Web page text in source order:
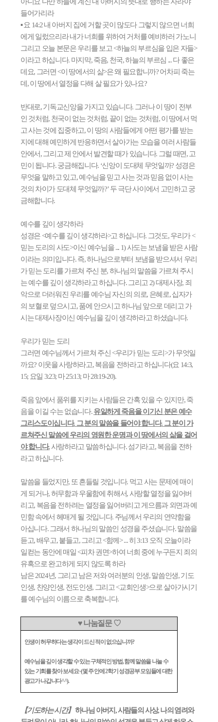
들어가리라
▪요 14:2내 아버지 집에 거할 곳이 많도다 그렇지 않으면 너희
에게 일렀으리라 내가 너희를 위하여 거처를 예비하러 가노니
그리고 오늘 본문은 우리를 보고 <하늘의 부르심을 입은 자들>
이라고 하십니다. 마지막,죽음, 천국,하늘의 부르심 ...다 좋은
데요, 그러면 <이 땅에서의 삶>은 왜 필요합니까?어차피 죽는
데 ,이 땅에서 열정을 다해 살 필요가 있나요?
반대로,기독교신앙을 가지고 있습니다. 그러나 이 땅이 전부
인 것처럼, 천국이 없는 것처럼, 끝이 없는 것처럼,이 땅에서 먹
고 사는 것에 집중하고,이 땅의 사람들에게 어떤 평가를 받는
지에 대해 예민하게 반응하면서 살아가는 모습을 여러 사람들
안에서, 그리고 제 안에서 발견할 때가 있습니다. 그럴 때면, 고
민이 됩니다.궁금해집니다. ‘신앙이 도대체 무엇일까? 성경은
무엇을 말하고 있고,예수님을 믿고 사는 것과 믿음 없이 사는
것의 차이가 도대체 무엇일까?’두 극단 사이에서 고민하고 궁
금해합니다.
예수를 깊이 생각하라
성경은 <예수를 깊이 생각하라>고 하십니다. 그것도,우리가<
믿는 도리의 사도>이신 예수님을... 1)사도는 보냄을 받은 사람
이라는 의미입니다.즉,하나님으로부터 보냄을 받으셔서 우리
가 믿는 도리를 가르쳐 주신 분,하나님의 말씀을 가르쳐 주시
는 예수를 깊이 생각하라고 하십니다. 그리고 2)대제사장, 죄
악으로 더러워진 우리를 예수님 자신의 의로, 은혜로,십자가
의 보혈로 덮으시고,품에 안으시고 하나님 앞으로 데리고 가
시는 대제사장이신 예수님을 깊이 생각하라고 하셨습니다.
우리가 믿는 도리
그러면 예수님께서 가르쳐 주신 <우리가 믿는 도리>가 무엇일
까요? 이웃을 사랑하라고,복음을 전하라고 하십니다(요 14:3,
15; 요일 3:23; 마25:13; 마28:19-20).
죽음 앞에서 품위를 지키는 사람들은 간혹 있을 수 있지만,죽
음을 이길 수는 없습니다.유일하게 죽음을 이기신 분은 예수
그리스도이십니다. 그 분의 말씀을 들어야 합니다. 그 분이 가
르쳐주신 말씀에 우리의 영원한 운명과 이 땅에서의 삶을 걸어
야 합니다. 사랑하라고 말씀하십니다.섬기라고,복음을 전하
라고 하십니다.
말씀을 들었지만, 또 흔들릴 것입니다. 먹고 사는 문제에 매이
게 되거나,허무함과 우울함에 취해서, 사랑할 열정을 잃어버
리고, 복음을 전하려는 열정을 잃어버리고 게으름과 외면과 예
민함 속에서 헤매게 될 것입니다. 주님께서 우리의 연약함을
아십니다. 그래서 하나님의 말씀인 성경을 주셨습니다.말씀을
듣고, 배우고,붙들고, 그리고 <함께> ...히3:13 오직 오늘이라
일컫는 동안에 매일 <피차 권면>하여 너희 중에 누구든지 죄의
유혹으로 완고하게 되지 않도록 하라
남은2024년, 그리고 남은 저와 여러분의 인생,말씀인생,기도
인생, 찬양인생, 전도인생, 그리고 <교회인생>으로 살아가시기
를 예수님의 이름으로 축복합니다.
♥ 나눔질문♡
인생이 허무하다는 생각이 드신 적이 없으십니까?
예수님을 깊이 생각할 수 있는 구체적인 방법,함께 말씀을 나눌 수
있는 기회를 찾아 보세요~(몇 주 안에2학기 성경공부 모임들에 대한
광고가 나갑니다^^).
【기도하는 시간】 하나님 아버지 ,사람들의 사상,나의 염려와